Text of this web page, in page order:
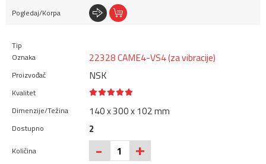
22328 CAME4-VS4 (za vibracije)
NSK
140 x 300 x 102 mm
2
- +